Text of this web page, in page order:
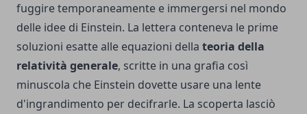
fuggire temporaneamente e immergersi nel mondo
delle idee di Einstein. La lettera conteneva le prime
soluzioni esatte alle equazioni della teoria della
relatività generale, scritte in una grafia così
minuscola che Einstein dovette usare una lente
d'ingrandimento per decifrarle. La scoperta lasciò